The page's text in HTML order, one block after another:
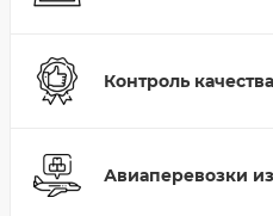
Контроль
Авиаперевозки